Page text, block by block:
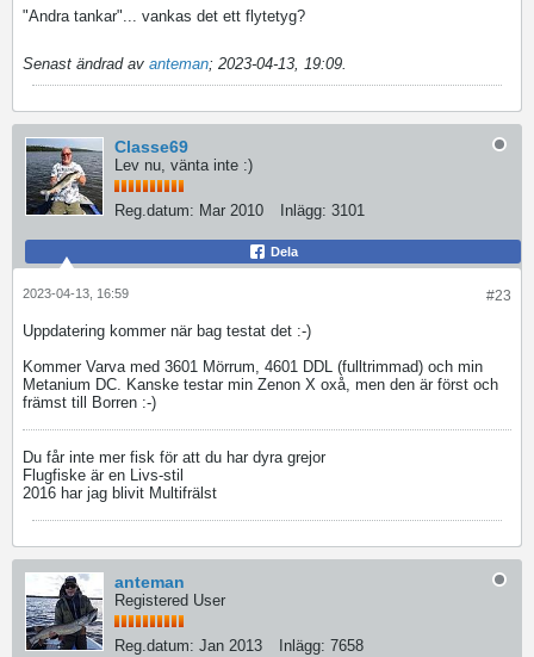
"Andra tankar"... vankas det ett flytetyg?
Senast ändrad av anteman; 2023-04-13, 19:09.
Classe69
Lev nu, vänta inte :)
Reg.datum: Mar 2010 Inlägg: 3101
Dela
#23
2023-04-13, 16:59
Uppdatering kommer när bag testat det :-)
Kommer Varva med 3601 Mörrum, 4601 DDL (fulltrimmad) och min
Metanium DC. Kanske testar min Zenon X oxå, men den är först och
främst till Borren :-)
Du får inte mer fisk för att du har dyra grejor
Flugfiske är en Livs-stil
2016 har jag blivit Multifrälst
anteman
Registered User
Reg.datum: Jan 2013 Inlägg: 7658